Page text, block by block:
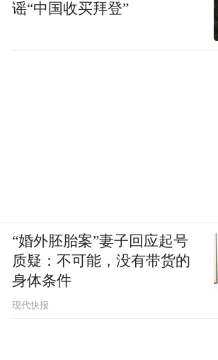
谣“中国收买拜登”
“婚外胚胎案”妻子回应起号
质疑：不可能，没有带货的
身体条件
现代快报